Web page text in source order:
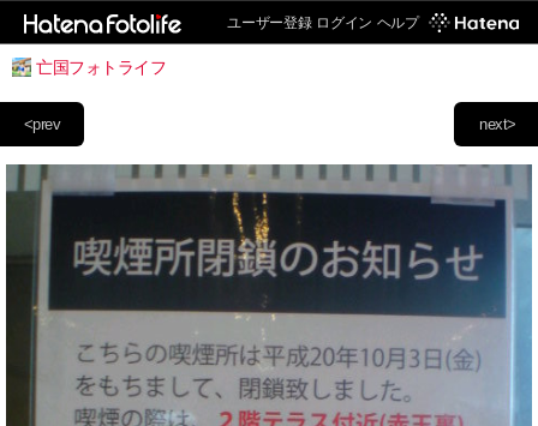
ユーザー登録 ログイン ヘルプ
亡国フォトライフ
next>
<prev